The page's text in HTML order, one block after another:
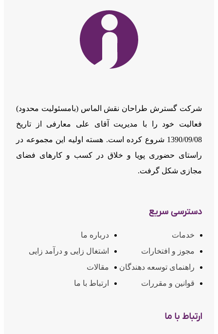
شرکت گسترش طراحان نقش الماس (بامسئوليت محدود)
فعالیت خود را با مدیریت آقای علی معارفی از تاریخ
1390/09/08 شروع کرده است. هسته اولیه این مجموعه در
راستای حضوری پویا و خلاق در کسب و کارهای فضای
مجازی شکل گرفت.
دسترسی سریع
خدمات
درباره ما
مجوز و افتخارات
اشتغال زایی و درآمد زایی
راهنمای توسعه دهندگان
مقالات
قوانین و مقررات
ارتباط با ما
ارتباط با ما